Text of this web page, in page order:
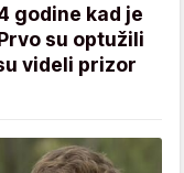
godine kad je
su optužili
videli prizor